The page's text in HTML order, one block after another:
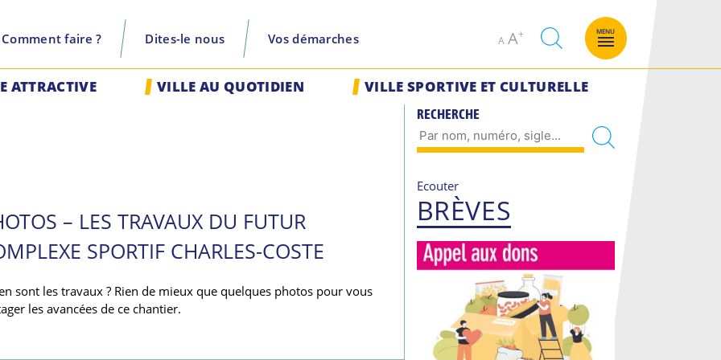
Comment faire ? Dites-le nous Vos démarches A
Decrease
font
AIncrease
size.
recherche
MENU
ATTRACTIVE VILLE AU QUOTIDIEN VILLE SPORTIVE ET CULTURELLE
– LES TRAVAUX DU FUTUR
SPORTIF CHARLES-COSTE
sont les travaux ? Rien de mieux que quelques photos pour vous
les avancées de ce chantier.
RECHERCHE
Ecouter
BRÈVES